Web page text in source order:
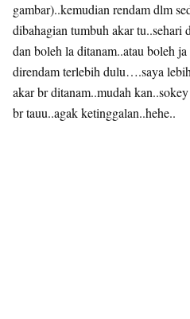
gambar)..kemudian rendam dlm
dibahagian tumbuh akar tu..sehari
dan boleh la ditanam..atau boleh
direndam terlebih dulu….saya
akar br ditanam..mudah
br tauu..agak ketinggalan..hehe..